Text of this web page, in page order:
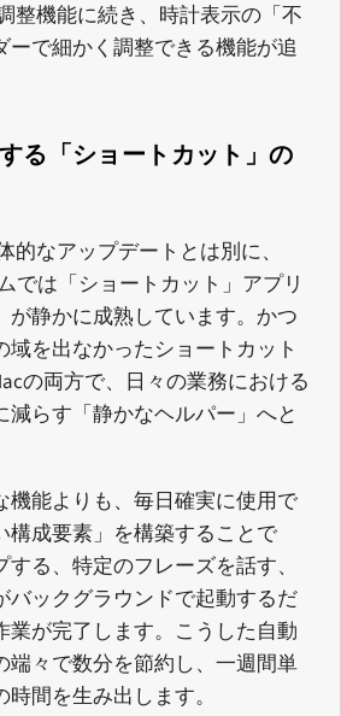
整機能に続き、時計表示の「不
ーで細かく調整できる機能が追
る「ショートカット」の
的なアップデートとは別に、
では「ショートカット」アプリ
が静かに成熟しています。かつ
域を出なかったショートカット
の両方で、日々の業務における
減らす「静かなヘルパー」へと
機能よりも、毎日確実に使用で
構成要素」を構築することで
る、特定のフレーズを話す、
バックグラウンドで起動するだ
業が完了します。こうした自動
端々で数分を節約し、一週間単
間を生み出します。